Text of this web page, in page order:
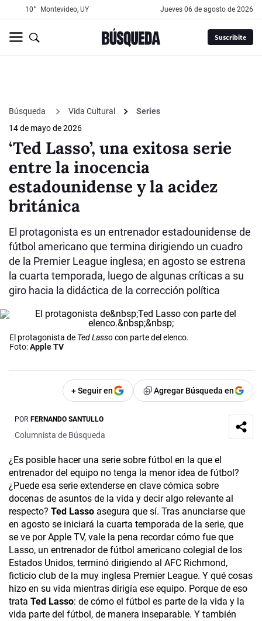
10° Montevideo, UY jueves 06 de agosto de 2026
Suscribite
Búsqueda Vida Cultural
Series
14 de mayo de 2026
‘Ted Lasso’, una exitosa serie
entre la inocencia
estadounidense y la acidez
británica
El protagonista es un entrenador estadounidense de
fútbol americano que termina dirigiendo un cuadro
de la Premier League inglesa; en agosto se estrena
la cuarta temporada, luego de algunas críticas a su
giro hacia la didáctica de la corrección política
El protagonista de Ted Lassocon parte del elenco.
Foto:Apple TV
+ Seguir en Agregar Búsqueda en
POR FERNANDO SANTULLO
Columnista de Búsqueda
¿Es posible hacer una serie sobre fútbol en la que el
entrenador del equipo no tenga la menor idea de fútbol?
¿Puede esa serie extenderse en clave cómica sobre
docenas de asuntos de la vida y decir algo relevante al
respecto? Ted Lasso asegura que sí. Tras anunciarse que
en agosto se iniciará la cuarta temporada de la serie, que
se ve por Apple TV, vale la pena recordar cómo fue que
Lasso, un entrenador de fútbol americano colegial de los
Estados Unidos, terminó dirigiendo al AFC Richmond,
ficticio club de la muy inglesa Premier League. Y qué cosas
hizo en su vida mientras dirigía ese equipo. Porque de eso
trata Ted Lasso: de cómo el fútbol es parte de la vida y la
vida parte del fútbol, de manera inseparable. Y también